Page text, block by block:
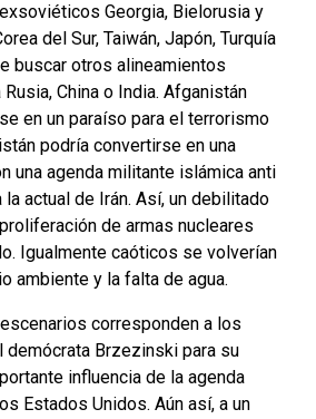
Georgia, Bielorusia y
del Sur, Taiwán, Japón, Turquía
buscar otros alineamientos
China o India. Afganistán
en un paraíso para el terrorismo
podría convertirse en una
una agenda militante islámica anti
actual de Irán. Así, un debilitado
de armas nucleares
Igualmente caóticos se volverían
ambiente y la falta de agua.
corresponden a los
demócrata Brzezinski para su
influencia de la agenda
Estados Unidos. Aún así, a un